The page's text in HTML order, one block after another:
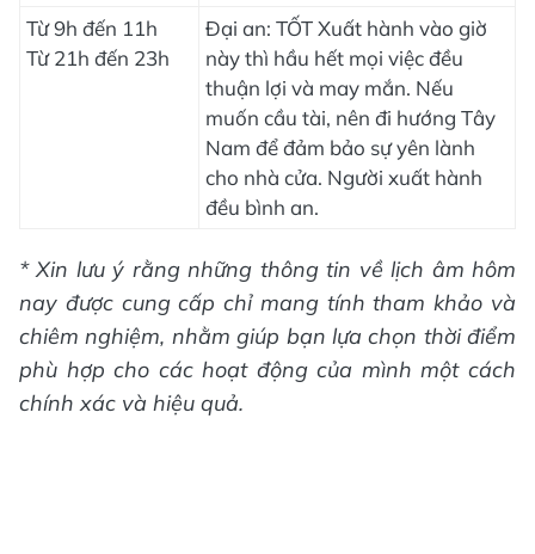
Từ 9h đến 11h
Từ 21h đến 23h
Đại an: TỐT Xuất hành vào giờ
này thì hầu hết mọi việc đều
thuận lợi và may mắn. Nếu
muốn cầu tài, nên đi hướng Tây
Nam để đảm bảo sự yên lành
cho nhà cửa. Người xuất hành
đều bình an.
* Xin lưu ý rằng những thông tin về lịch âm hôm
nay được cung cấp chỉ mang tính tham khảo và
chiêm nghiệm, nhằm giúp bạn lựa chọn thời điểm
phù hợp cho các hoạt động của mình một cách
chính xác và hiệu quả.